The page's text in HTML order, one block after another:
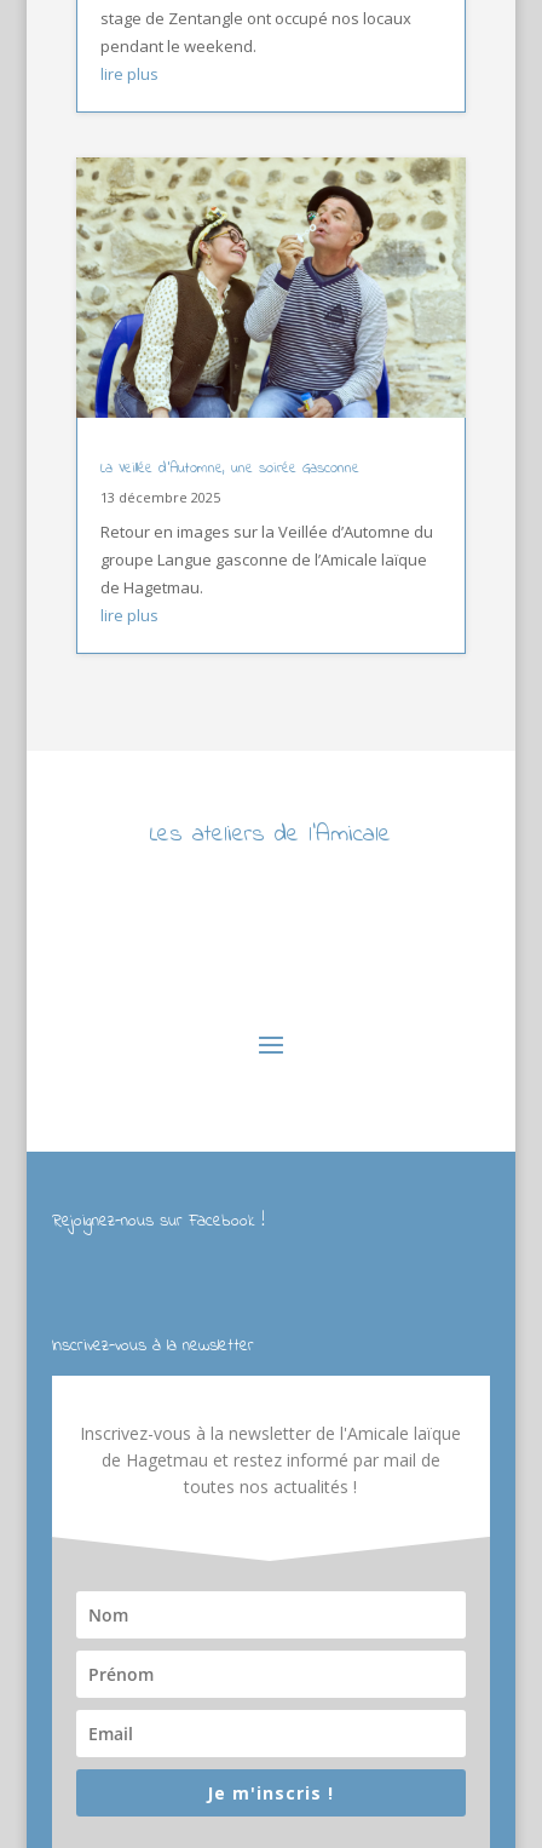
stage de Zentangle ont occupé nos locaux
pendant le weekend.
lire plus
La Veillée d’Automne, une soirée Gasconne
13 décembre 2025
Retour en images sur la Veillée d’Automne du
groupe Langue gasconne de l’Amicale laïque
de Hagetmau.
lire plus
Les ateliers de l’Amicale
Rejoignez-nous sur Facebook !
Inscrivez-vous à la newsletter
Inscrivez-vous à la newsletter de l'Amicale laïque
de Hagetmau et restez informé par mail de
toutes nos actualités !
Je m'inscris !